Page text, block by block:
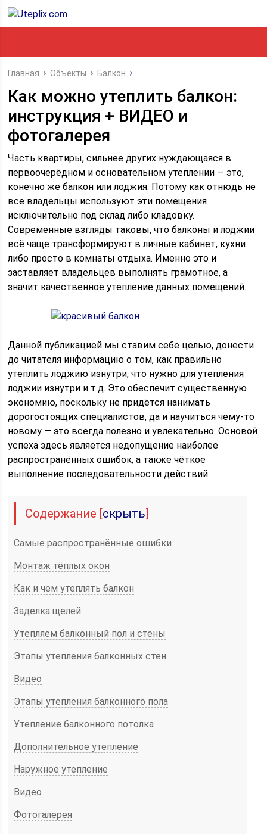
Главная Объекты Балкон
Как можно утеплить балкон:
инструкция + ВИДЕО и
фотогалерея
Часть квартиры, сильнее других нуждающаяся в
первоочерёдном и основательном утеплении — это,
конечно же балкон или лоджия. Потому как отнюдь не
все владельцы используют эти помещения
исключительно под склад либо кладовку.
Современные взгляды таковы, что балконы и лоджии
всё чаще трансформируют в личные кабинет, кухни
либо просто в комнаты отдыха. Именно это и
заставляет владельцев выполнять грамотное, а
значит качественное утепление данных помещений.
Данной публикацией мы ставим себе целью, донести
до читателя информацию о том, как правильно
утеплить лоджию изнутри, что нужно для утепления
лоджии изнутри и т.д. Это обеспечит существенную
экономию, поскольку не придётся нанимать
дорогостоящих специалистов, да и научиться чему-то
новому — это всегда полезно и увлекательно. Основой
успеха здесь является недопущение наиболее
распространённых ошибок, а также чёткое
выполнение последовательности действий.
Содержание [скрыть]
Самые распространённые ошибки
Монтаж тёплых окон
Как и чем утеплять балкон
Заделка щелей
Утепляем балконный пол и стены
Этапы утепления балконных стен
Видео
Этапы утепления балконного пола
Утепление балконного потолка
Дополнительное утепление
Наружное утепление
Видео
Фотогалерея